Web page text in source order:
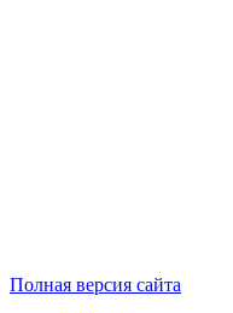
Полная версия сайта